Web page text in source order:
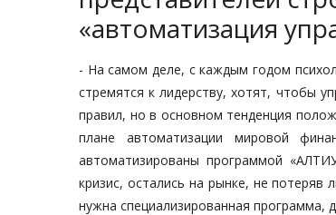
«автоматизация
- На самом деле, с каждым годом
стремятся к лидерству, хотят, чтобы
правил, но в основном тенденция
плане автоматизации мировой
автоматизированы программой
кризис, остались на рынке, не потеряв
нужна специализированная